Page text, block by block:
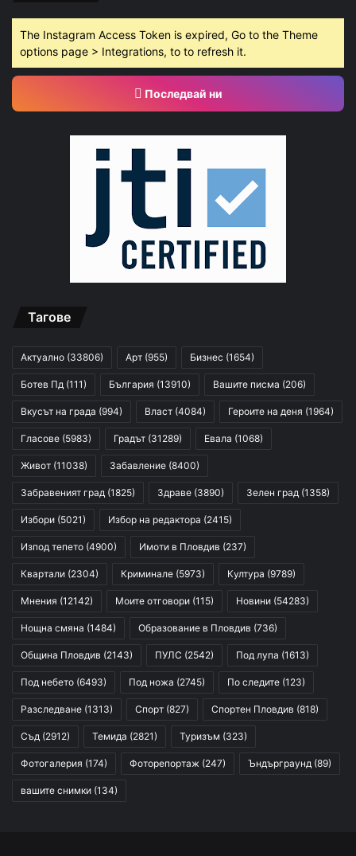
The Instagram Access Token is expired, Go to the Theme
options page > Integrations, to to refresh it.
Последвай ни
Тагове
Актуално (33806) Арт (955) Бизнес (1654)
Ботев Пд (111) България (13910) Вашите писма (206)
Вкусът на града (994) Власт (4084) Героите на деня (1964)
Гласове (5983) Градът (31289) Евала (1068)
Живот (11038) Забавление (8400)
Забравеният град (1825) Здраве (3890) Зелен град (1358)
Избори (5021) Избор на редактора (2415)
Изпод тепето (4900) Имоти в Пловдив (237)
Квартали (2304) Криминале (5973) Култура (9789)
Мнения (12142) Моите отговори (115) Новини (54283)
Нощна смяна (1484) Образование в Пловдив (736)
Община Пловдив (2143) ПУЛС (2542) Под лупа (1613)
Под небето (6493) Под ножа (2745) По следите (123)
Разследване (1313) Спорт (827) Спортен Пловдив (818)
Съд (2912) Темида (2821) Туризъм (323)
Фотогалерия (174) Фоторепортаж (247) Ъндърграунд (89)
вашите снимки (134)